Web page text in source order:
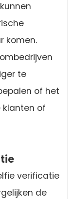
komen.
te
of het
klanten of
verificatie
de